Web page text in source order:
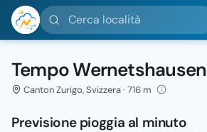
Cerca località
Tempo Wernetshausen
Canton Zurigo, Svizzera · 716 m
Previsione pioggia al minuto